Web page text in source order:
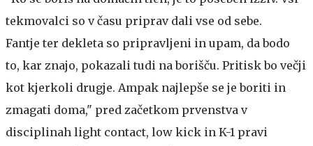
tekmovalci so v času priprav dali vse od sebe.
Fantje ter dekleta so pripravljeni in upam, da bodo
to, kar znajo, pokazali tudi na borišču. Pritisk bo večji
kot kjerkoli drugje. Ampak najlepše se je boriti in
zmagati doma," pred začetkom prvenstva v
disciplinah light contact, low kick in K-1 pravi